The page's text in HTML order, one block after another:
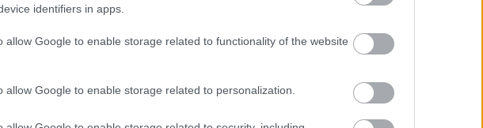
identifiers in apps.
allow Google to enable storage related to functionality of the website
allow Google to enable storage related to personalization.
)
1. Önismeret: Az önfejlesztés elsődleges
tehetünk szert. Megismerve saját
döntéseket hozni életünk minden területén.
Atom